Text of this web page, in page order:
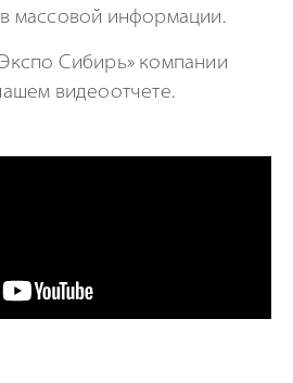
массовой информации.
Сибирь» компании
видеоотчете.